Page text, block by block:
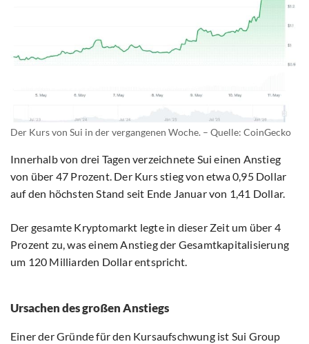
Der Kurs von Sui in der vergangenen Woche. – Quelle: CoinGecko
Innerhalb von drei Tagen verzeichnete Sui einen Anstieg
von über 47 Prozent. Der Kurs stieg von etwa 0,95 Dollar
auf den höchsten Stand seit Ende Januar von 1,41 Dollar.
Der gesamte Kryptomarkt legte in dieser Zeit um über 4
Prozent zu, was einem Anstieg der Gesamtkapitalisierung
um 120 Milliarden Dollar entspricht.
Ursachen des großen Anstiegs
Einer der Gründe für den Kursaufschwung ist Sui Group